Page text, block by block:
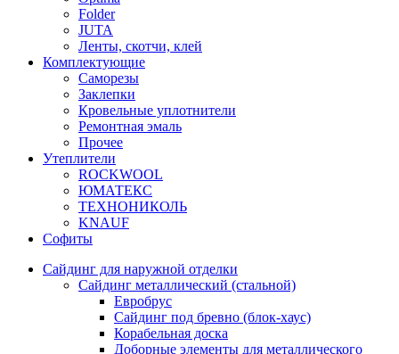
Folder
JUTA
Ленты, скотчи, клей
Комплектующие
Саморезы
Заклепки
Кровельные уплотнители
Ремонтная эмаль
Прочее
Утеплители
ROCKWOOL
ЮМАТЕКС
ТЕХНОНИКОЛЬ
KNAUF
Софиты
Сайдинг для наружной отделки
Сайдинг металлический (стальной)
Евробрус
Сайдинг под бревно (блок-хаус)
Корабельная доска
Доборные элементы для металлического